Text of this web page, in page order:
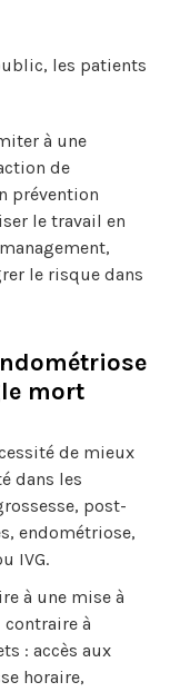
les patients
à une
de
prévention
le travail en
le risque dans
mort
de mieux
dans les
post-
endométriose,
IVG.
à une mise à
contraire à
: accès aux
horaire,